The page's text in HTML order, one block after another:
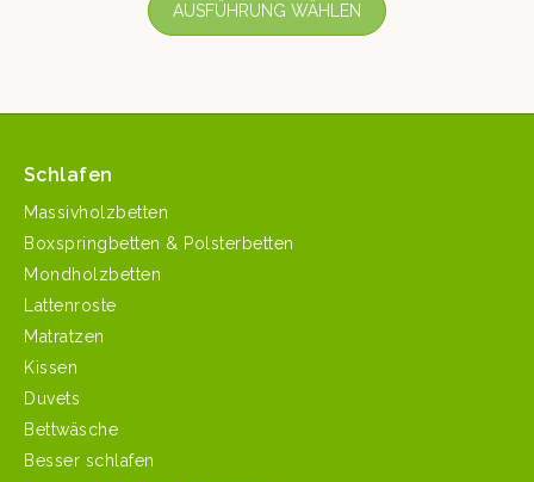
AUSFÜHRUNG WÄHLEN
Schlafen
Massivholzbetten
Boxspringbetten & Polsterbetten
Mondholzbetten
Lattenroste
Matratzen
Kissen
Duvets
Bettwäsche
Besser schlafen